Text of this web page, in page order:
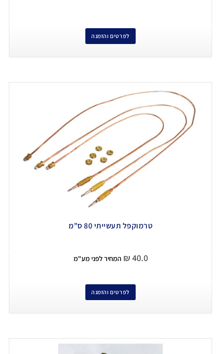
לפרטים והזמנה
טרמוקפל תעשייתי 80 ס"מ
₪ 40.0 המחיר לפני מע"מ
לפרטים והזמנה